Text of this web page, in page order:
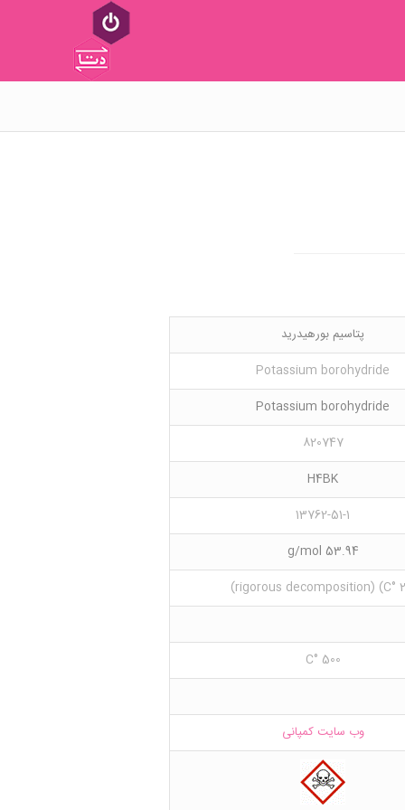
پتاسیم بورهیدرید
Potassium borohydride
Potassium borohydride
820747
H4BK
13762-51-1
53.94 g/mol
500 °C
وب سایت کمپانی